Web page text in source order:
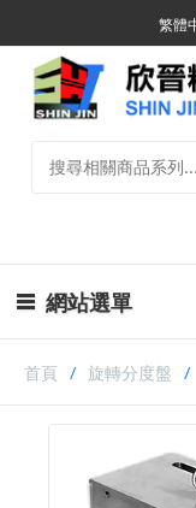
繁體
網站選單
首頁 旋轉分度盤